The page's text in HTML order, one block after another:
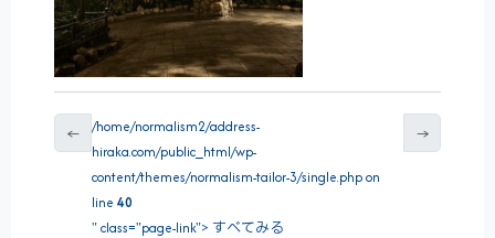
←
/home/normalism2/address-
hiraka.com/public_html/wp-
content/themes/normalism-tailor-3/single.php on
line40
" class="page-link"> すべてみる
→